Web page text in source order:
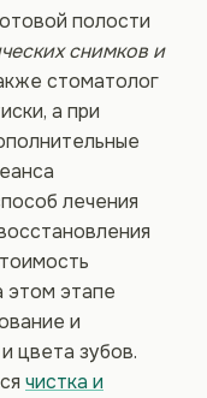
полости
снимков и
стоматолог
а при
лечения
этом этапе
и
цвета зубов.
чистка и